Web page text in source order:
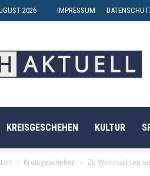
2026 IMPRESSUM
AKTUELL
KREISGESCHEHEN KULTUR
Kreisgeschehen Zu Weihnachten